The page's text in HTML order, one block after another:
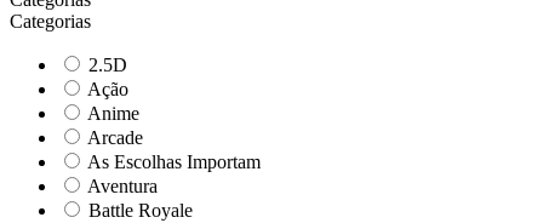
Categorias
2.5D
Ação
Anime
Arcade
As Escolhas Importam
Aventura
Battle Royale